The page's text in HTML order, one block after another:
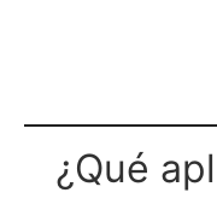
¿Qué